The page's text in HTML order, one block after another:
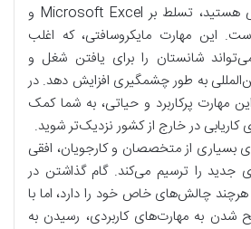
اگر به فکر مهاجرت شغلی هستید، تسلط بر Microsoft Excel و
این مهارت مایکروسافتی، که اغلب
شانستان را برای یافتن شغل و
به طور چشمگیری افزایش دهد. در
مهارت پرکاربرد و حیاتی، به شما کمک
کاریابی در خارج از کشور نزدیک‌تر شوید.
بسیاری از متخصصان و کارجویان، افقی
را ترسیم می‌کند. گام گذاشتن در
هرچند چالش‌های خاص خود را دارد، اما با
شدن به مهارت‌های کاربردی، رسیدن به